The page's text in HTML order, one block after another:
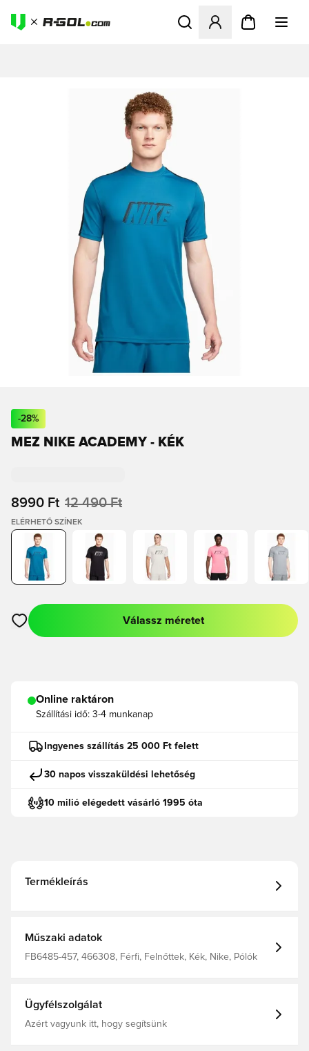
Megnyit egy modált a
-28%
MEZ NIKE ACADEMY - KÉK
8990 Ft 12 490 Ft
ELÉRHETŐ SZÍNEK
Megnyit egy modált a bejelentkezéshez vagy a tagként való
Válassz méretet
Online raktáron
Szállítási idő: 3-4 munkanap
Ingyenes szállítás 25 000 Ft felett
30 napos visszaküldési lehetőség
10 milió elégedett vásárló 1995 óta
Termékleírás
Műszaki adatok
FB6485-457, 466308, Férfi, Felnőttek, Kék, Nike, Pólók
Ügyfélszolgálat
Azért vagyunk itt, hogy segítsünk